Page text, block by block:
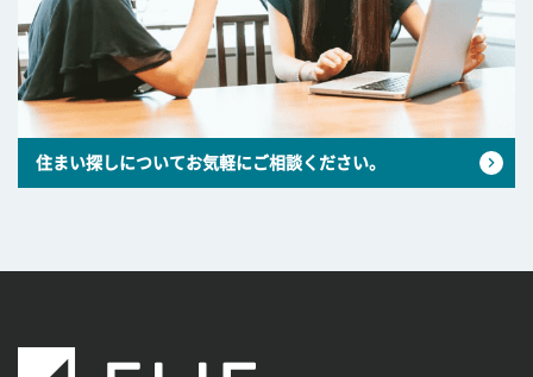
住まい探しについてお気軽にご相談ください。